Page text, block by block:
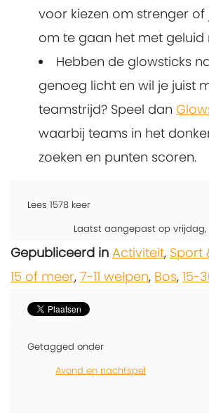
voor kiezen om strenger of
om te gaan het met geluid
Hebben de glowsticks
genoeg licht en wil je juist
teamstrijd? Speel dan
waarbij teams in het
zoeken en punten scoren.
Lees 1578 keer
Laatst aangepast op vrijdag,
Gepubliceerd in Activiteit, Sport
15 of meer, 7-11 welpen, Bos, 15-
Getagged onder
Avond en nachtspel